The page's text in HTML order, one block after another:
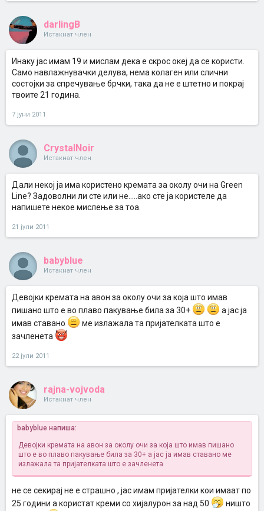
darlingB
Истакнат член
Инаку јас имам 19 и мислам дека е скрос океј да се користи.
Само навлажнувачки делува, нема колаген или слични
состојки за спречување брчки, така да не е штетно и покрај
твоите 21 година.
7 јуни 2011
CrystalNoir
Истакнат член
Дали некој ја има користено кремата за околу очи на Green
Line? Задоволни ли сте или не.....ако сте ја користеле да
напишете некое мислење за тоа.
21 јули 2011
babyblue
Истакнат член
Девојки кремата на авон за околу очи за која што имав
пишано што е во плаво пакување била за 30+
а јас ја
имав ставано
ме излажала та пријателката што е
зачленета
22 јули 2011
rajna-vojvoda
Истакнат член
babyblue напиша:
Девојки кремата на авон за околу очи за која што имав пишано
што е во плаво пакување била за 30+ а јас ја имав ставано ме
излажала та пријателката што е зачленета
не се секирај не е страшно , јас имам пријателки кои имаат по
25 години а користат креми со хијалурон за над 50
ништо